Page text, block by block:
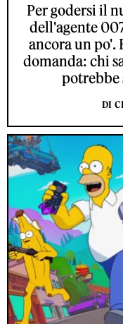
Per godersi il
dell'agente
ancora un po'.
domanda: chi
potrebbe
DI